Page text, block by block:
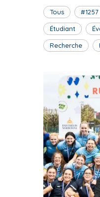
Tous #1257
Étudiant
Recherche